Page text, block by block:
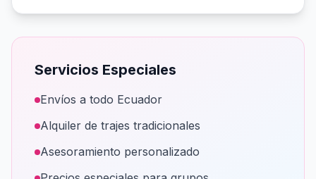
Servicios Especiales
Envíos a todo Ecuador
Alquiler de trajes tradicionales
Asesoramiento personalizado